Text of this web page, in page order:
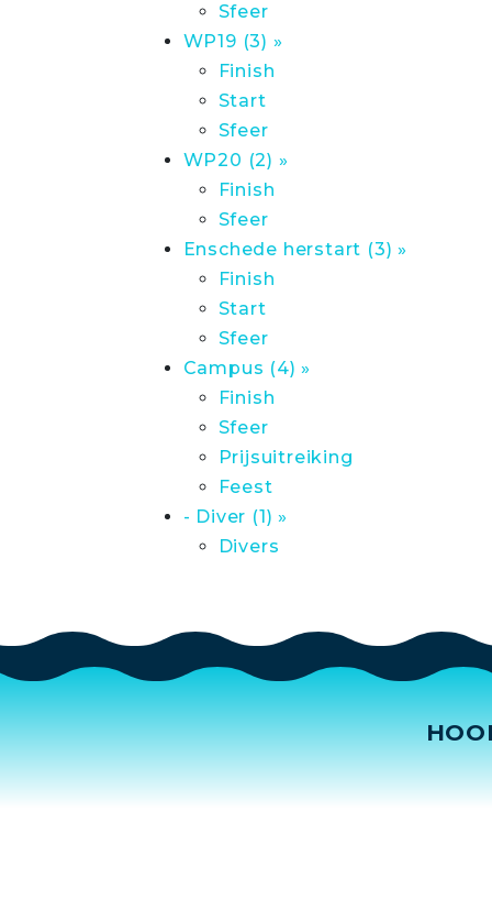
Sfeer
WP19 (3) »
Finish
Start
Sfeer
WP20 (2) »
Finish
Sfeer
Enschede herstart (3) »
Finish
Start
Sfeer
Campus (4) »
Finish
Sfeer
Prijsuitreiking
Feest
- Diver (1) »
Divers